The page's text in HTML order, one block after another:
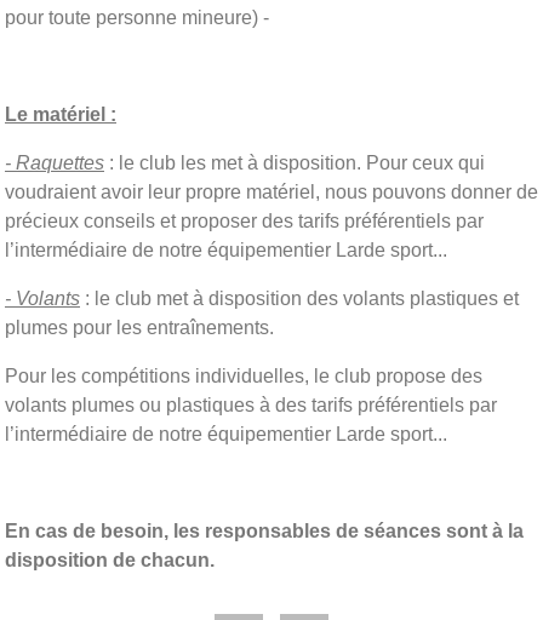
pour toute personne mineure) -
Le matériel :
- Raquettes : le club les met à disposition. Pour ceux qui
voudraient avoir leur propre matériel, nous pouvons donner de
précieux conseils et proposer des tarifs préférentiels par
l’intermédiaire de notre équipementier Larde sport...
- Volants : le club met à disposition des volants plastiques et
plumes pour les entraînements.
Pour les compétitions individuelles, le club propose des
volants plumes ou plastiques à des tarifs préférentiels par
l’intermédiaire de notre équipementier Larde sport...
En cas de besoin, les responsables de séances sont à la
disposition de chacun.